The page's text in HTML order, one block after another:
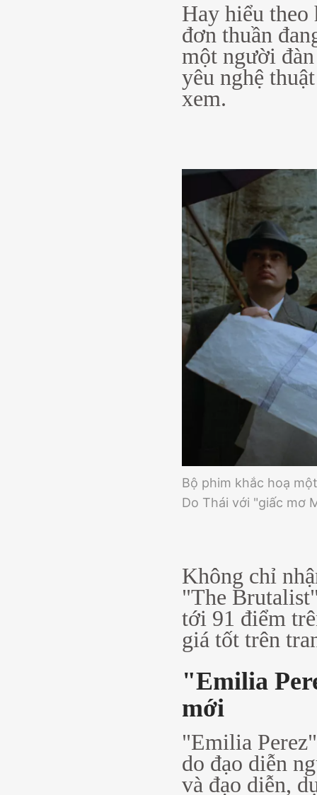
Hay hiểu theo
đơn thuần
một người
yêu nghệ
xem.
Bộ phim khắc hoạ
Do Thái với "giấc mơ
Không chỉ
"The
tới 91 điểm
giá tốt trên
"Emilia
mới
"Emilia
do đạo diễn
và đạo diễn,